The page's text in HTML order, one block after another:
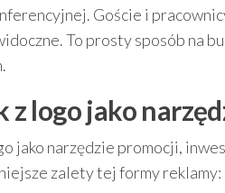
Goście i
To prosty sposób na
z logo jako
jako narzędzie promocji,
zalety tej formy reklamy: